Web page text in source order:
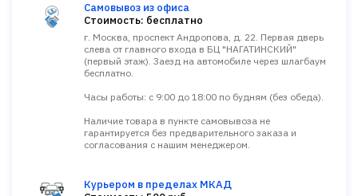
Самовывоз из офиса
Стоимость: бесплатно
г. Москва, проспект Андропова, д. 22. Первая дверь
слева от главного входа в БЦ "НАГАТИНСКИЙ"
(первый этаж). Заезд на автомобиле через шлагбаум
бесплатно.
Часы работы: с 9:00 до 18:00 по будням (без обеда).
Наличие товара в пункте самовывоза не
гарантируется без предварительного заказа и
согласования с нашим менеджером.
Курьером в пределах МКАД